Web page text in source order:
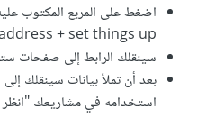
+ set things up
سينقلك الرابط إلى صفحات
بعد أن تملأ بيانات سينقلك
استخدامه في مشاريعك "انظر